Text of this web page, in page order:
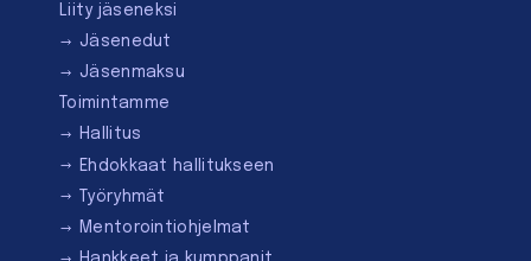
Liity jäseneksi
Jäsenedut
Jäsenmaksu
Toimintamme
Hallitus
Ehdokkaat hallitukseen
Työryhmät
Mentorointi­ohjelmat